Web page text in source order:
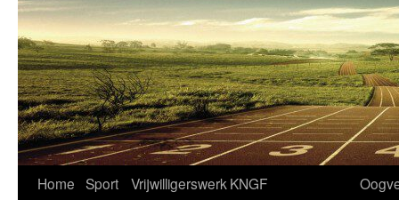
Home Sport Vrijwilligerswerk KNGF